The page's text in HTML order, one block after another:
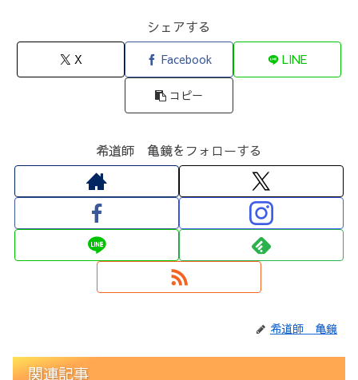
シェアする
X Facebook LINE
コピー
希道師 亀鏡をフォローする
希道師 亀鏡
関連記事